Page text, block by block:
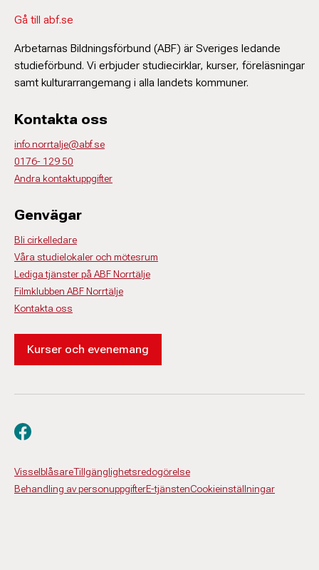
Gå till abf.se
Arbetarnas Bildningsförbund (ABF) är Sveriges ledande
studieförbund. Vi erbjuder studiecirklar, kurser, föreläsningar
samt kulturarrangemang i alla landets kommuner.
Kontakta oss
info.norrtalje@abf.se
0176- 129 50
Andra kontaktuppgifter
Genvägar
Bli cirkelledare
Våra studielokaler och mötesrum
Lediga tjänster på ABF Norrtälje
Filmklubben ABF Norrtälje
Kontakta oss
Kurser och evenemang
VisselblåsareTillgänglighetsredogörelse
Behandling av personuppgifterE-tjänstenCookieinställningar
Besök oss på facebook